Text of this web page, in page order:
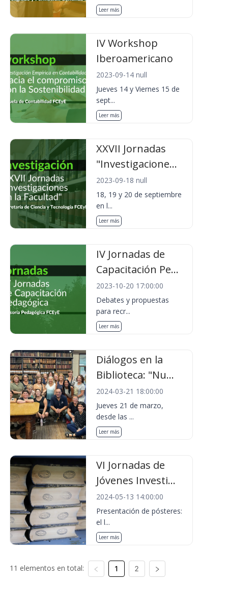
Leer más
IV Workshop
Iberoamericano
2023-09-14 null
Jueves 14 y Viernes 15 de
sept...
Leer más
XXVII Jornadas
"Investigacione...
2023-09-18 null
18, 19 y 20 de septiembre
en l...
Leer más
IV Jornadas de
Capacitación Pe...
2023-10-20 17:00:00
Debates y propuestas
para recr...
Leer más
Diálogos en la
Biblioteca: "Nu...
2024-03-21 18:00:00
Jueves 21 de marzo,
desde las ...
Leer más
VI Jornadas de
Jóvenes Investi...
2024-05-13 14:00:00
Presentación de pósteres:
el l...
Leer más
11 elementos en total: 1 2